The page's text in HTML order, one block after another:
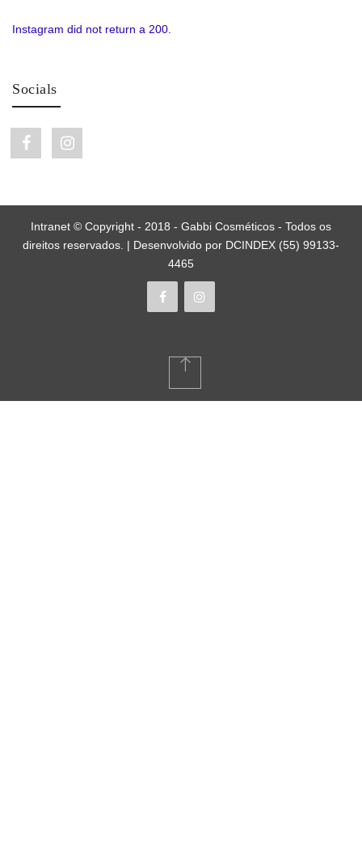
Instagram did not return a 200.
Socials
Facebook link
Intranet © Copyright - 2018 - Gabbi Cosméticos - Todos os
direitos reservados. | Desenvolvido por DCINDEX (55) 99133-
4465